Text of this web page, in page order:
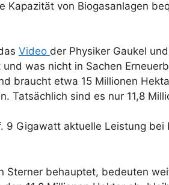
Kapazität von Biogasanlagen
Video der Physiker Gaukel
was nicht in Sachen
braucht etwa 15 Millionen
Tatsächlich sind es nur 11,8
9 Gigawatt aktuelle Leistung
Sterner behauptet, bedeuten